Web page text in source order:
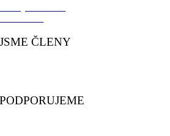
JSME ČLENY
PODPORUJEME